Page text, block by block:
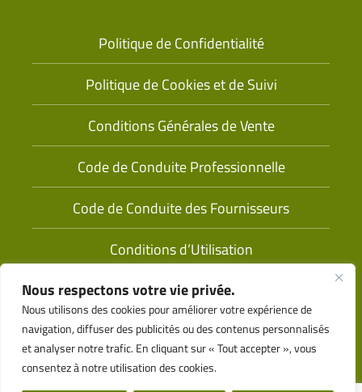
Nous respectons votre vie privée.
Nous utilisons des cookies pour améliorer votre expérience de
navigation, diffuser des publicités ou des contenus personnalisés
et analyser notre trafic. En cliquant sur « Tout accepter », vous
consentez à notre utilisation des cookies.
Politique de Confidentialité
Politique de Cookies et de Suivi
Conditions Générales de Vente
Code de Conduite Professionnelle
Code de Conduite des Fournisseurs
Conditions d’Utilisation